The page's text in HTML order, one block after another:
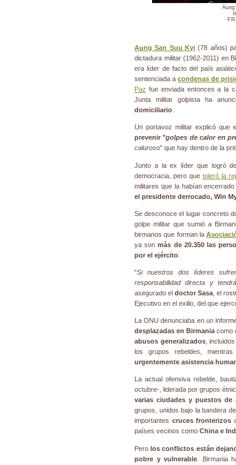
Aung San Suu Kyi (78 años)
dictadura militar (1962-2011) en
era líder de facto del país
sentenciada acondenas de
Paz fue enviada entonces a la
Junta militar golpista ha
domiciliario
Un portavoz militar explicó que
prevenir "golpes de calor en
caluroso" que hay dentro de la
Junto a la ex líder que logró
democracia, pero que toleró la
militares que la habían encerrado
el presidente derrocado, Win
Se desconoce el lugar concreto
golpe militar que sumió a
birmanos que forman la
ya sonmás de 20.350 las
por el ejército
"Si nuestros dos líderes
responsabilidad directa y
asegurado el doctor Sasa , el
Ejecutivo en el exilio, del que
La ONU denunciaba en un
desplazadas en Birmania como
abusos generalizados,
los grupos rebeldes,
urgentemente asistencia
La actual ofensiva rebelde,
octubre-, liderada por grupos
varias ciudades y puestos de
grupos, unidos bajo la bandera
importantes cruces fronterizos
países vecinos como China e
Perolos conflictos están
pobre y vulnerable . Birmania